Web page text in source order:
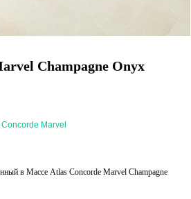
Champagne Onyx
Marvel
в Массе Atlas Concorde Marvel Champagne